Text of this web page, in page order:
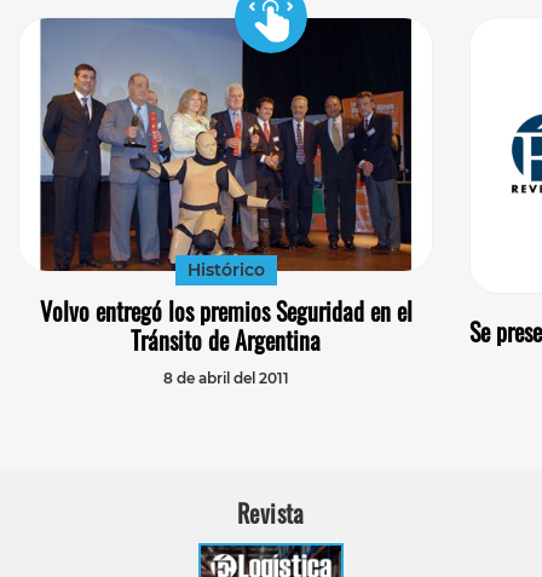
Histórico
Volvo entregó los premios Seguridad en el
Tránsito de Argentina
8 de abril del 2011
Se
Revista